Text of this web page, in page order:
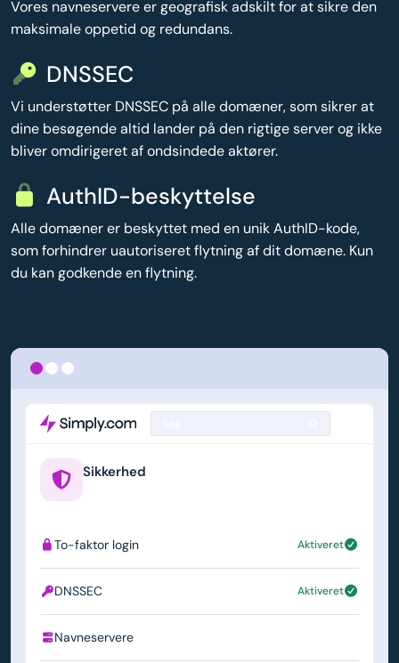
Vores navneservere er geografisk adskilt for at sikre den
maksimale oppetid og redundans.
DNSSEC
Vi understøtter DNSSEC på alle domæner, som sikrer at
dine besøgende altid lander på den rigtige server og ikke
bliver omdirigeret af ondsindede aktører.
AuthID-beskyttelse
Alle domæner er beskyttet med en unik AuthID-kode,
som forhindrer uautoriseret flytning af dit domæne. Kun
du kan godkende en flytning.
Sikkerhed
To-faktor login Aktiveret
DNSSEC Aktiveret
Navneservere